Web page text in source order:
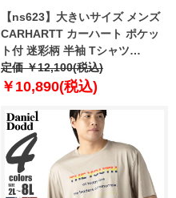
【ns623】大きいサイズ メンズ
CARHARTT カーハート ポケッ
ト付 迷彩柄 半袖 Tシャツ
IRVINE RELAXED CAMO T-
SHIRT USA直輸入 107298
定価 ￥12,100(税込)
￥10,890(税込)